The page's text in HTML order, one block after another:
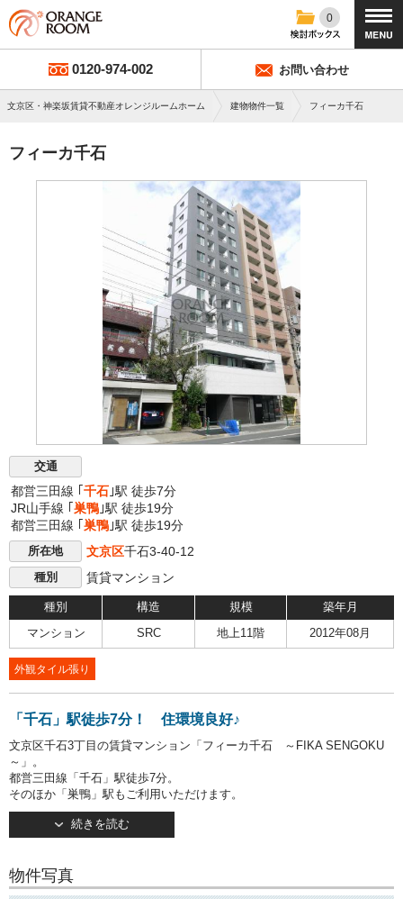
0
0120-974-002 お問い合わせ
文京区・神楽坂賃貸不動産オレンジルームホーム 建物物件一覧 フィーカ千石
フィーカ千石
交通
都営三田線 ｢ 千石 ｣駅 徒歩7分
JR山手線 ｢ 巣鴨 ｣駅 徒歩19分
都営三田線 ｢ 巣鴨 ｣駅 徒歩19分
所在地 文京区千石3-40-12
種別 賃貸マンション
種別 構造 規模 築年月
マンション SRC 地上11階 2012年08月
外観タイル張り
「千石」駅徒歩7分！ 住環境良好♪
文京区千石3丁目の賃貸マンション「フィーカ千石 ～FIKA SENGOKU
～」。
都営三田線「千石」駅徒歩7分。
そのほか「巣鴨」駅もご利用いただけます。
2012年8月竣工・地上11階建て。
○周辺環境○
続きを読む
物件写真